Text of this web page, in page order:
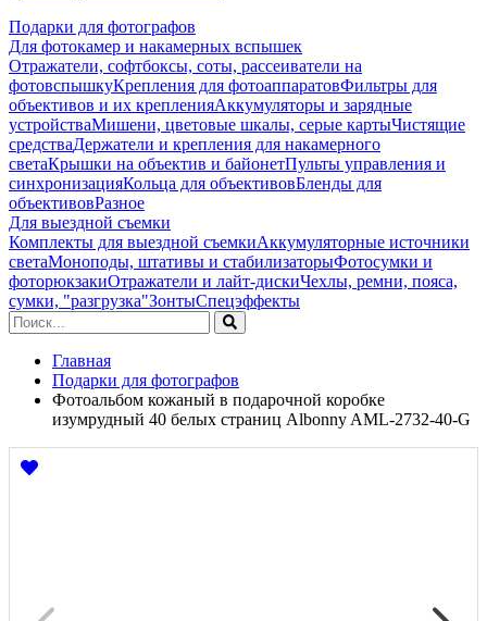
Подарки для фотографов
Для фотокамер и накамерных вспышек
Отражатели, софтбоксы, соты, рассеиватели на
фотовспышкуКрепления для фотоаппаратовФильтры для
объективов и их крепленияАккумуляторы и зарядные
устройстваМишени, цветовые шкалы, серые картыЧистящие
средстваДержатели и крепления для накамерного
светаКрышки на объектив и байонетПульты управления и
синхронизацияКольца для объективовБленды для
объективовРазное
Для выездной съемки
Комплекты для выездной съемкиАккумуляторные источники
светаМоноподы, штативы и стабилизаторыФотосумки и
фоторюкзакиОтражатели и лайт-дискиЧехлы, ремни, пояса,
сумки, "разгрузка"ЗонтыСпецэффекты
Главная
Подарки для фотографов
Фотоальбом кожаный в подарочной коробке
изумрудный 40 белых страниц Albonny AML-2732-40-G